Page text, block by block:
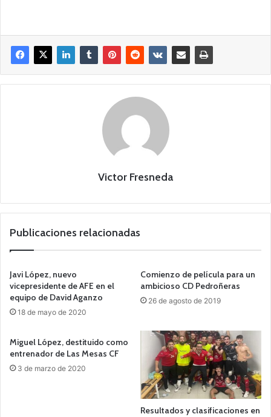
Victor Fresneda
Publicaciones relacionadas
Javi López, nuevo
vicepresidente de AFE en el
equipo de David Aganzo
18 de mayo de 2020
Comienzo de película para un
ambicioso CD Pedroñeras
26 de agosto de 2019
Miguel López, destituido como
entrenador de Las Mesas CF
3 de marzo de 2020
Resultados y clasificaciones en